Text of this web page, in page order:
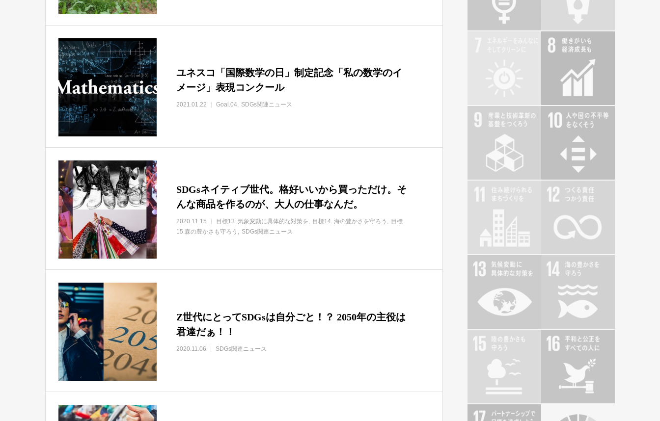
ユネスコ「国際数学の日」制定記念「私の数学のイ
メージ」表現コンクール
2021.01.22 Goal.04 SDGs関連ニュース
SDGsネイティブ世代。格好いいから買っただけ。そ
んな商品を作るのが、大人の仕事なんだ。
2020.11.15 目標13. 気象変動に具体的な対策を 目標14. 海の豊かさを守ろう
目標
15.森の豊かさも守ろう
SDGs関連ニュース
Z世代にとってSDGsは自分ごと！？ 2050年の主役は
君達だぁ！！
2020.11.06 SDGs関連ニュース